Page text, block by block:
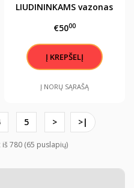
LIUDININKAMS vazonas
€5000
Į NORŲ SĄRAŠĄ
5 > >|
780 (65 puslapių)